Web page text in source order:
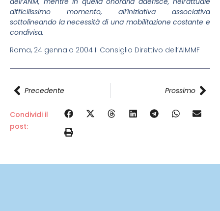
difficilissimo momento, all’iniziativa associativa
sottolineando la necessità di una mobilitazione costante e
condivisa.
Roma, 24 gennaio 2004 Il Consiglio Direttivo dell’AIMMF
Precedente Prossimo
Condividi il
post: